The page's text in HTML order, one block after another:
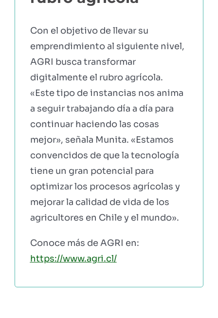
Con el objetivo de llevar su
emprendimiento al siguiente nivel,
AGRI busca transformar
digitalmente el rubro agrícola.
«Este tipo de instancias nos anima
a seguir trabajando día a día para
continuar haciendo las cosas
mejor», señala Munita. «Estamos
convencidos de que la tecnología
tiene un gran potencial para
optimizar los procesos agrícolas y
mejorar la calidad de vida de los
agricultores en Chile y el mundo».
Conoce más de AGRI en:
https://www.agri.cl/